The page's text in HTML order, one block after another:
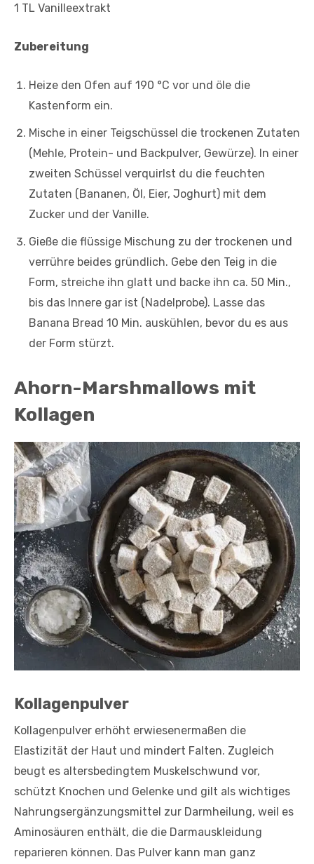
1 TL Vanilleextrakt
Zubereitung
Heize den Ofen auf 190 °C vor und öle die
Kastenform ein.
Mische in einer Teigschüssel die trockenen Zutaten
(Mehle, Protein- und Backpulver, Gewürze). In einer
zweiten Schüssel verquirlst du die feuchten
Zutaten (Bananen, Öl, Eier, Joghurt) mit dem
Zucker und der Vanille.
Gieße die flüssige Mischung zu der trockenen und
verrühre beides gründlich. Gebe den Teig in die
Form, streiche ihn glatt und backe ihn ca. 50 Min.,
bis das Innere gar ist (Nadelprobe). Lasse das
Banana Bread 10 Min. auskühlen, bevor du es aus
der Form stürzt.
Ahorn-Marshmallows mit
Kollagen
Kollagenpulver
Kollagenpulver erhöht erwiesenermaßen die
Elastizität der Haut und mindert Falten. Zugleich
beugt es altersbedingtem Muskelschwund vor,
schützt Knochen und Gelenke und gilt als wichtiges
Nahrungsergänzungsmittel zur Darmheilung, weil es
Aminosäuren enthält, die die Darmauskleidung
reparieren können. Das Pulver kann man ganz